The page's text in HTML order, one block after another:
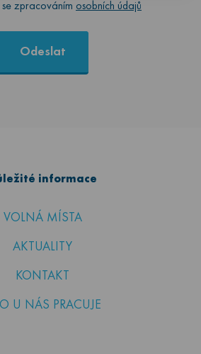
se zpracováním osobních údajů
Odeslat
informace
VOLNÁ MÍSTA
AKTUALITY
KONTAKT
U NÁS PRACUJE